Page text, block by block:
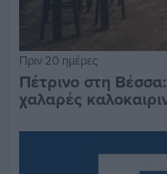
Πριν 20 ημέρες
Πέτρινο στη
χαλαρές